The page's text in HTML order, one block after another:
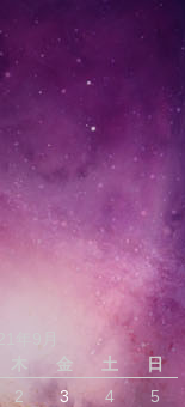
木 金 土
日
2 3 4
5